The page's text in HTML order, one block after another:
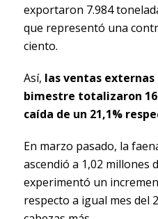
exportaron 7.984
que representó una
ciento.
Así, las ventas
bimestre totalizaron
caída de un 21,1%
En marzo pasado, la
ascendió a 1,02 millones
experimentó un
respecto a igual mes del